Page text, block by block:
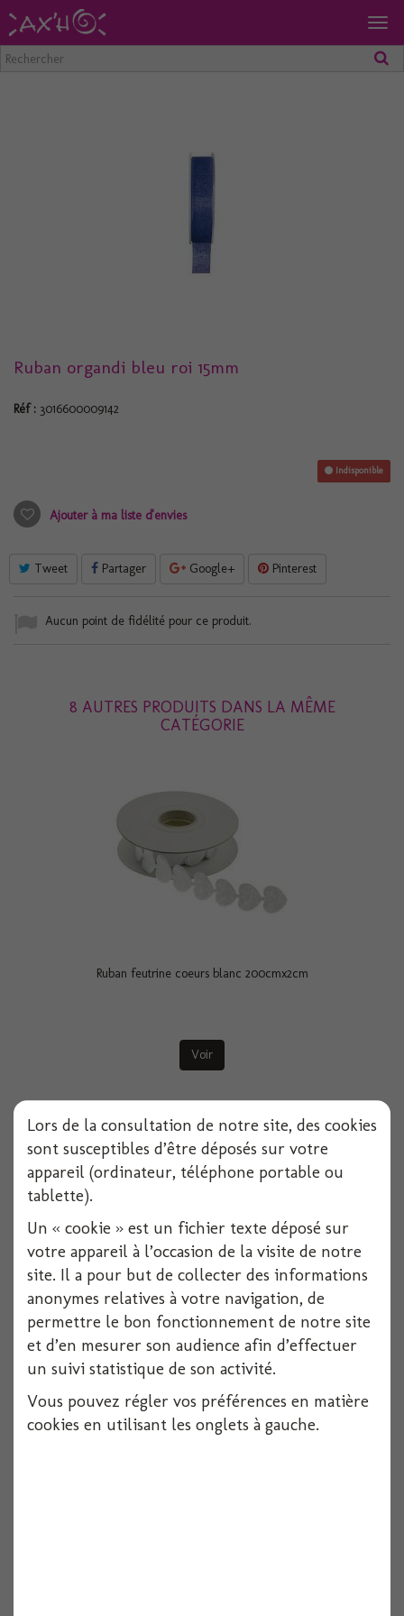
Ruban organdi bleu roi 15mm
Réf : 3016600009142
Indisponible
Ajouter à ma liste d'envies
Tweet Partager Google+ Pinterest
Aucun point de fidélité pour ce produit.
8 AUTRES PRODUITS DANS LA MÊME
CATÉGORIE
Ruban feutrine coeurs blanc 200cmx2cm
Voir
Ruban feutrine coeurs rouge 200cmx2cm
Voir
Lors de la consultation de notre site, des cookies
sont susceptibles d’être déposés sur votre
appareil (ordinateur, téléphone portable ou
tablette).
Un « cookie » est un fichier texte déposé sur
votre appareil à l’occasion de la visite de notre
site. Il a pour but de collecter des informations
anonymes relatives à votre navigation, de
permettre le bon fonctionnement de notre site
et d’en mesurer son audience afin d’effectuer
un suivi statistique de son activité.
Vous pouvez régler vos préférences en matière
cookies en utilisant les onglets à gauche.